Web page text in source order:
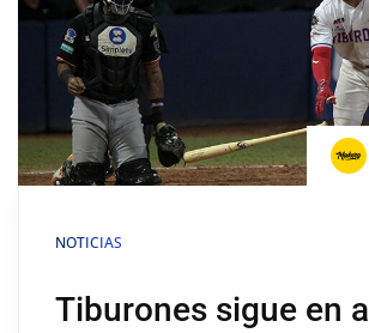
NOTICIAS
Tiburones sigue en